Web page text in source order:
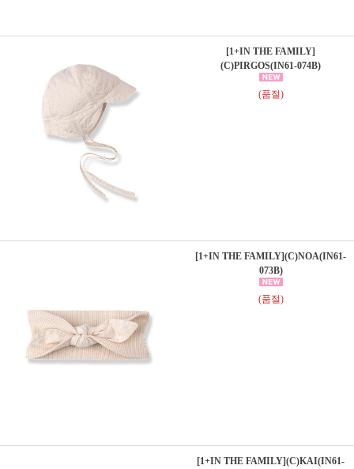
[1+IN THE FAMILY]
(C)PIRGOS(IN61-074B)
(품절)
[1+IN THE FAMILY](C)NOA(IN61-
073B)
(품절)
[1+IN THE FAMILY](C)KAI(IN61-